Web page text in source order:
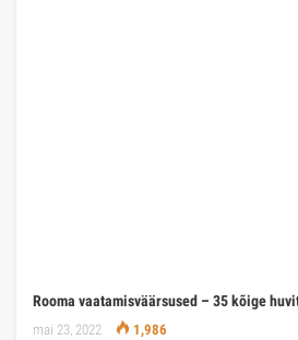
Rooma vaatamisväärsused – 35 kõige
mai 23, 2022 1,986